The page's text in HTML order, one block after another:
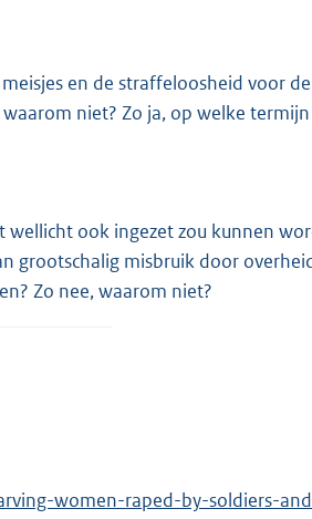
en de straffeloosheid voor
niet? Zo ja, op welke
wellicht ook ingezet zou kunnen
grootschalig misbruik door
Zo nee, waarom niet?
women-raped-by-soldiers-